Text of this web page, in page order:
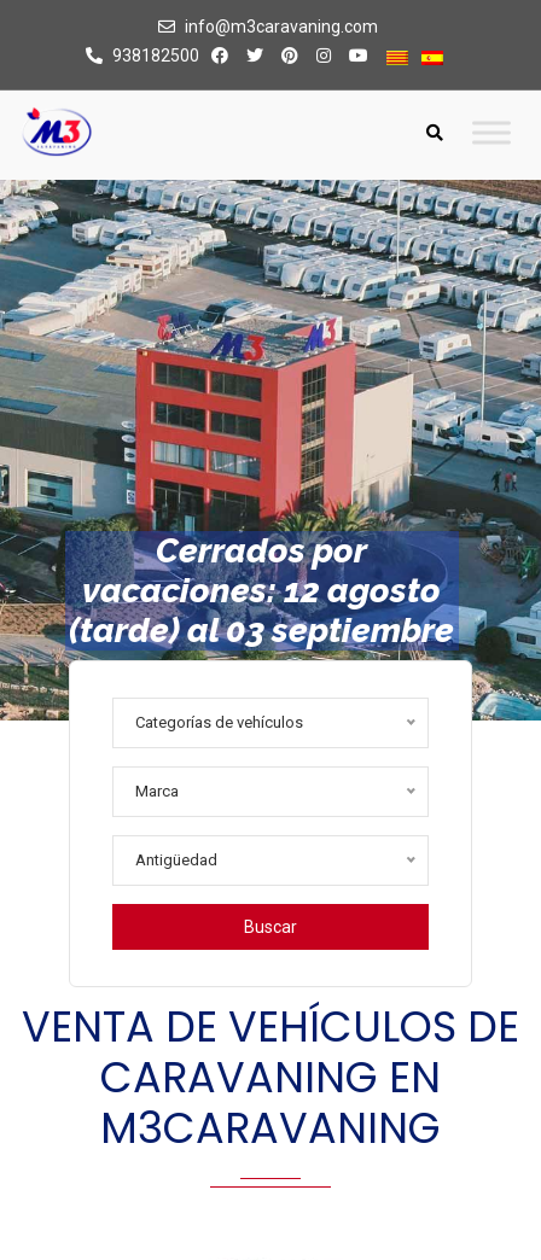
info@m3caravaning.com
938182500
Cerrados por
vacaciones: 12 agosto
(tarde) al 03 septiembre
Categorías de vehículos
Marca
Antigüedad
Buscar
VENTA DE VEHÍCULOS DE
CARAVANING EN
M3CARAVANING